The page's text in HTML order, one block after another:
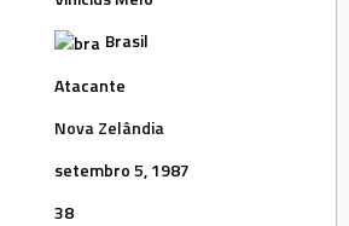
Brasil
Atacante
Nova Zelândia
setembro 5, 1987
38